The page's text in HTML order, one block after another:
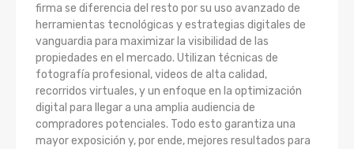
firma se diferencia del resto por su uso avanzado de
herramientas tecnológicas y estrategias digitales de
vanguardia para maximizar la visibilidad de las
propiedades en el mercado. Utilizan técnicas de
fotografía profesional, videos de alta calidad,
recorridos virtuales, y un enfoque en la optimización
digital para llegar a una amplia audiencia de
compradores potenciales. Todo esto garantiza una
mayor exposición y, por ende, mejores resultados para